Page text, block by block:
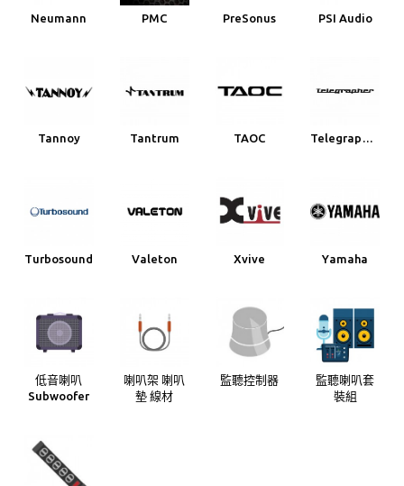
Neumann PMC PreSonus PSI Audio
Tannoy Tantrum TAOC Telegrapher
Turbosound Valeton Xvive Yamaha
低音喇叭
Subwoofer
喇叭架 喇叭
墊 線材
監聽控制器
監聽喇叭套
裝組